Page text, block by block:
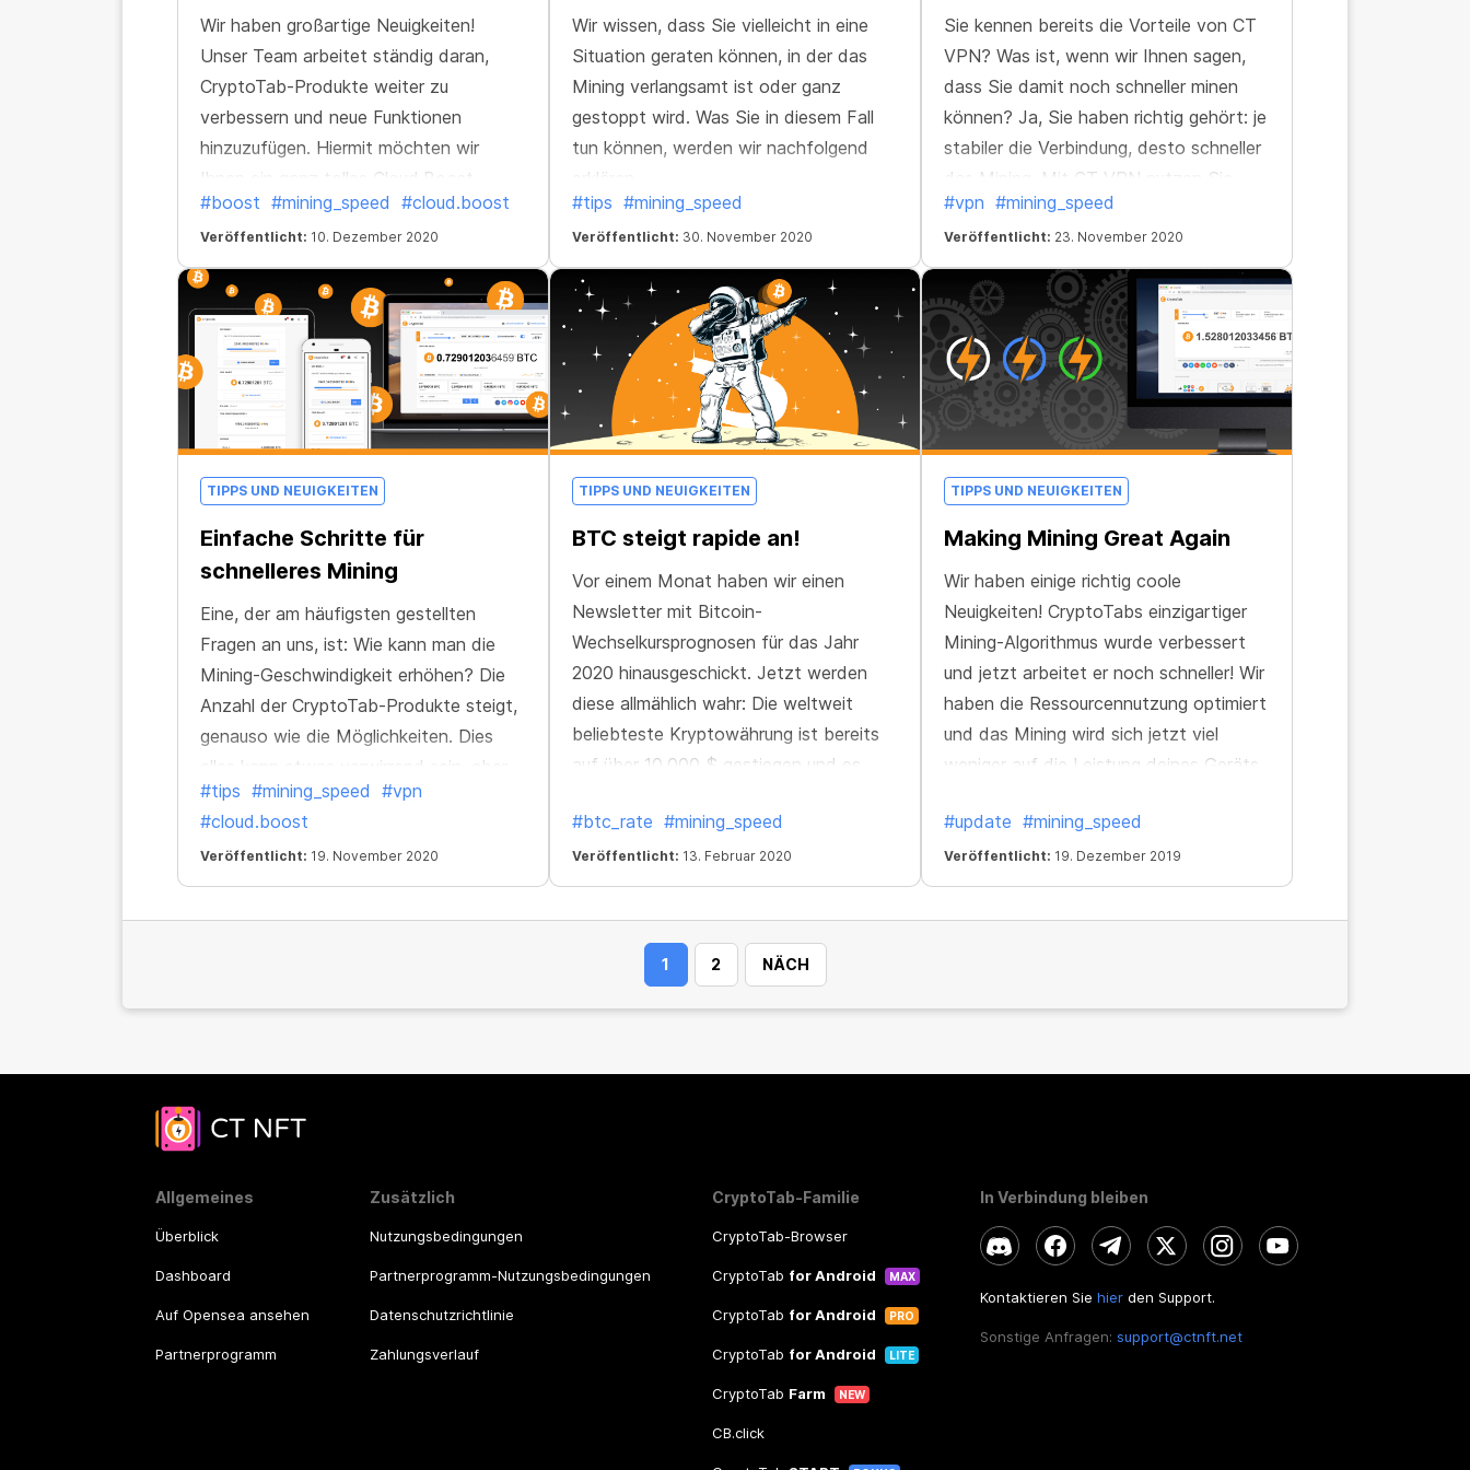
Wir haben großartige Neuigkeiten!
Unser Team arbeitet ständig daran,
CryptoTab-Produkte weiter zu
verbessern und neue Funktionen
hinzuzufügen. Hiermit möchten wir
Ihnen ein ganz tolles Cloud.Boost-
Update präsentieren, das alle Nutzer
von CryptoTab lieben werden. Es ist
jetzt noch schneller und besser und
wird es Ihnen ermöglichen, noch mehr
zu verdienen! Sie können Ihre
Geschwindigkeit nicht nur 6-mal oder
10-mal beschleunigen, sondern sogar
bis zu 15-mal!
#boost #mining_speed #cloud.boost
Veröffentlicht: 10. Dezember 2020
Wir wissen, dass Sie vielleicht in eine
Situation geraten können, in der das
Mining verlangsamt ist oder ganz
gestoppt wird. Was Sie in diesem Fall
tun können, werden wir nachfolgend
erklären.
#tips #mining_speed
Veröffentlicht: 30. November 2020
Sie kennen bereits die Vorteile von CT
VPN? Was ist, wenn wir Ihnen sagen,
dass Sie damit noch schneller minen
können? Ja, Sie haben richtig gehört: je
stabiler die Verbindung, desto schneller
das Mining. Mit CT VPN nutzen Sie
einen Algorithmus zum Schutz der
Datenübertragung, der die
Verbindungsstabilität an jedem Ort der
Welt gewährleistet.
#vpn #mining_speed
Veröffentlicht: 23. November 2020
TIPPS UND NEUIGKEITEN
Einfache Schritte für
schnelleres Mining
Eine, der am häufigsten gestellten
Fragen an uns, ist: Wie kann man die
Mining-Geschwindigkeit erhöhen? Die
Anzahl der CryptoTab-Produkte steigt,
genauso wie die Möglichkeiten. Dies
alles kann etwas verwirrend sein, aber
keine Sorge! Es ist Zeit für uns, all
unsere Geheimnisse zu enthüllen. In der
Tat ist es aber so, dass gar kein großes
Geheimnis dahintersteckt und alles
ziemlich einfach ist.
#tips #mining_speed #vpn
#cloud.boost
Veröffentlicht: 19. November 2020
TIPPS UND NEUIGKEITEN
BTC steigt rapide an!
Vor einem Monat haben wir einen
Newsletter mit Bitcoin-
Wechselkursprognosen für das Jahr
2020 hinausgeschickt. Jetzt werden
diese allmählich wahr: Die weltweit
beliebteste Kryptowährung ist bereits
auf über 10.000 $ gestiegen und es
Anfang!
#btc_rate #mining_speed
Veröffentlicht: 13. Februar 2020
TIPPS UND NEUIGKEITEN
Making Mining Great Again
Wir haben einige richtig coole
Neuigkeiten! CryptoTabs einzigartiger
Mining-Algorithmus wurde verbessert
und jetzt arbeitet er noch schneller! Wir
haben die Ressourcennutzung optimiert
und das Mining wird sich jetzt viel
weniger auf die Leistung deines Geräts
#update #mining_speed
Veröffentlicht: 19. Dezember 2019
1 2 NÄCH
Allgemeines
Überblick
Dashboard
Auf Opensea ansehen
Partnerprogramm
Zusätzlich
Nutzungsbedingungen
Partnerprogramm-Nutzungsbedingungen
Datenschutzrichtlinie
Zahlungsverlauf
CryptoTab-Familie
CryptoTab-Browser
CryptoTab for Android MAX
CryptoTab for Android PRO
CryptoTab for Android LITE
CryptoTab Farm NEW
CB.click
In Verbindung bleiben
Kontaktieren Sie hierden Support.
Sonstige Anfragen: support@ctnft.net